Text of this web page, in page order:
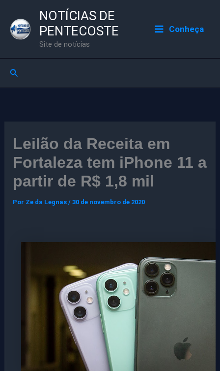
para
NOTÍCIAS DE
PENTECOSTE
Site de notícias
Conheça
Pesquisar
Leilão da Receita em
Fortaleza tem iPhone 11 a
partir de R$ 1,8 mil
Por Ze da Legnas/30 de novembro de 2020